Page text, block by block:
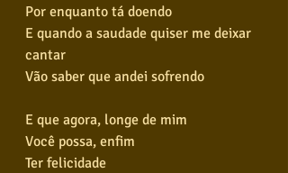
Por enquanto tá doendo
E quando a saudade quiser me deixar
cantar
Vão saber que andei sofrendo
E que agora, longe de mim
Você possa, enfim
Ter felicidade